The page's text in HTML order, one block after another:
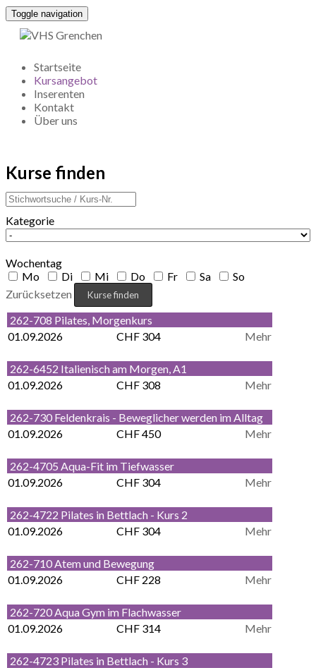
Toggle navigation
Startseite
Kursangebot
Inserenten
Kontakt
Über uns
Kurse finden
Kategorie
Wochentag
Mo
Di Mi Do Fr Sa
So
Zurücksetzen
262-708 Pilates, Morgenkurs
01.09.2026
CHF 304 Mehr
262-6452 Italienisch am Morgen, A1
01.09.2026
CHF 308 Mehr
262-730 Feldenkrais - Beweglicher werden im Alltag
01.09.2026
CHF 450 Mehr
262-4705 Aqua-Fit im Tiefwasser
01.09.2026
CHF 304 Mehr
262-4722 Pilates in Bettlach - Kurs 2
01.09.2026
CHF 304 Mehr
262-710 Atem und Bewegung
01.09.2026
CHF 228 Mehr
262-720 Aqua Gym im Flachwasser
01.09.2026
CHF 314 Mehr
262-4723 Pilates in Bettlach - Kurs 3